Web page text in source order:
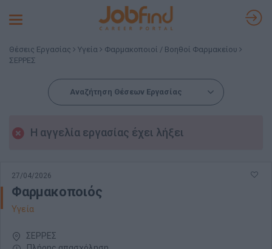
Toggle
Θέσεις Εργασίας Υγεία
Φαρμακοποιοί / Βοηθοί Φαρμακείου
ΣΕΡΡΕΣ
Αναζήτηση Θέσεων Εργασίας
Η αγγελία εργασίας έχει λήξει
27/04/2026
Φαρμακοποιός
Υγεία
ΣΕΡΡΕΣ